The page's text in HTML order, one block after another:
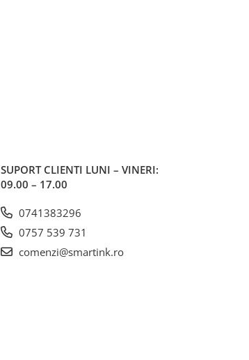
SUPORT CLIENTI LUNI – VINERI:
09.00 – 17.00
0741383296
0757 539 731
comenzi@smartink.ro